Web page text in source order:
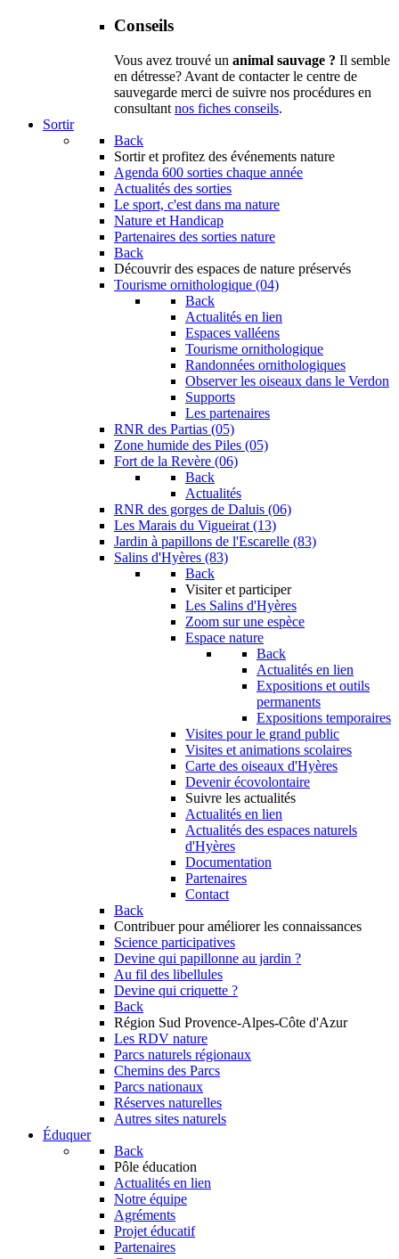
Conseils
Vous avez trouvé un animal sauvage ? Il semble
en détresse? Avant de contacter le centre de
sauvegarde merci de suivre nos procédures en
consultant nos fiches conseils.
Sortir
Back
Sortir et profitez des événements nature
Agenda 600 sorties chaque année
Actualités des sorties
Le sport, c'est dans ma nature
Nature et Handicap
Partenaires des sorties nature
Back
Découvrir des espaces de nature préservés
Tourisme ornithologique (04)
Back
Actualités en lien
Espaces valléens
Tourisme ornithologique
Randonnées ornithologiques
Observer les oiseaux dans le Verdon
Supports
Les partenaires
RNR des Partias (05)
Zone humide des Piles (05)
Fort de la Revère (06)
Back
Actualités
RNR des gorges de Daluis (06)
Les Marais du Vigueirat (13)
Jardin à papillons de l'Escarelle (83)
Salins d'Hyères (83)
Back
Visiter et participer
Les Salins d'Hyères
Zoom sur une espèce
Espace nature
Back
Actualités en lien
Expositions et outils
permanents
Expositions temporaires
Visites pour le grand public
Visites et animations scolaires
Carte des oiseaux d'Hyères
Devenir écovolontaire
Suivre les actualités
Actualités en lien
Actualités des espaces naturels
d'Hyères
Documentation
Partenaires
Contact
Back
Contribuer pour améliorer les connaissances
Science participatives
Devine qui papillonne au jardin ?
Au fil des libellules
Devine qui criquette ?
Back
Région Sud Provence-Alpes-Côte d'Azur
Les RDV nature
Parcs naturels régionaux
Chemins des Parcs
Parcs nationaux
Réserves naturelles
Autres sites naturels
Éduquer
Back
Pôle éducation
Actualités en lien
Notre équipe
Agréments
Projet éducatif
Partenaires